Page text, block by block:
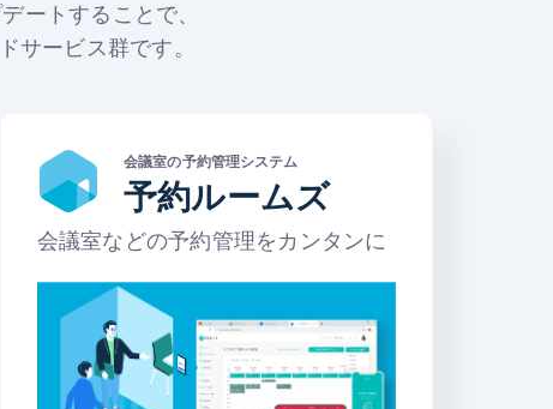
ートすることで、
サービス群です。
会議室の予約管理システム
予約ルームズ
会議室などの予約管理をカンタンに